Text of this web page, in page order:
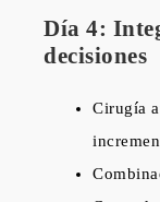
Día 4:
decisiones
Cirugía